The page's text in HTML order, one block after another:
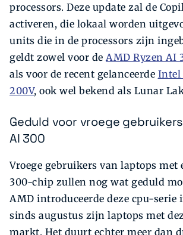
processors. Deze update zal de
activeren, die lokaal worden
units die in de processors zijn
geldt zowel voor de AMD Ryzen AI
als voor de recent gelanceerde Intel
200V, ook wel bekend als Lunar
Geduld voor vroege
AI 300
Vroege gebruikers van laptops met
300-chip zullen nog wat geduld
AMD introduceerde deze cpu-serie
sinds augustus zijn laptops met
markt. Het duurt echter meer dan